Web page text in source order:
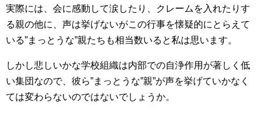
実際には、会に感動して涙したり、クレームを入れたりす
る親の他に、声は挙げないがこの行事を懐疑的にとらえて
いる”まっとうな”親たちも相当数いると私は思います。
しかし悲しいかな学校組織は内部での自浄作用が著しく低
い集団なので、彼ら”まっとうな”親”が声を挙げていかなく
ては変わらないのではないでしょうか。